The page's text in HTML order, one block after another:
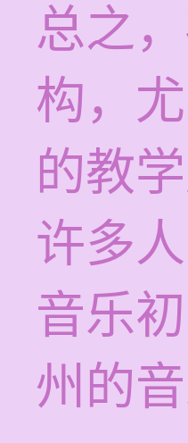
总之
构，
的教
许多
音乐
州的